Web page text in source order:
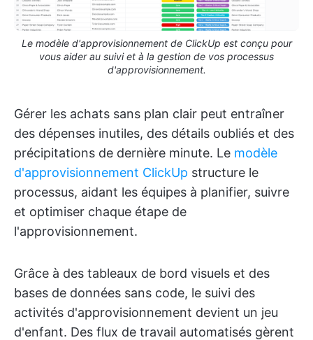
Le modèle d'approvisionnement de ClickUp est conçu pour
vous aider au suivi et à la gestion de vos processus
d'approvisionnement.
Gérer les achats sans plan clair peut entraîner
des dépenses inutiles, des détails oubliés et des
précipitations de dernière minute. Le modèle
d'approvisionnement ClickUp structure le
processus, aidant les équipes à planifier, suivre
et optimiser chaque étape de
l'approvisionnement.
Grâce à des tableaux de bord visuels et des
bases de données sans code, le suivi des
activités d'approvisionnement devient un jeu
d'enfant. Des flux de travail automatisés gèrent